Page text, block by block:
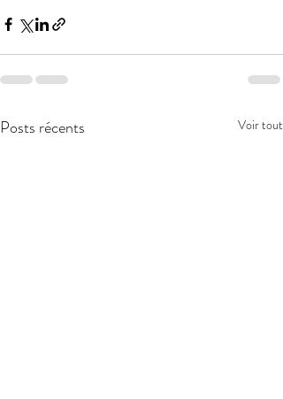
Posts récents Voir tout